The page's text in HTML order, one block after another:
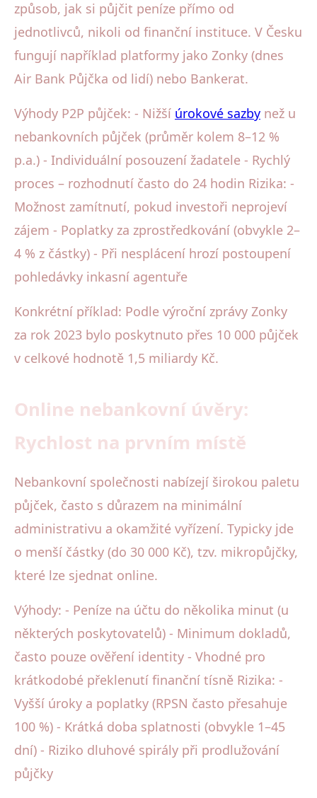
způsob, jak si půjčit peníze přímo od
jednotlivců, nikoli od finanční instituce. V Česku
fungují například platformy jako Zonky (dnes
Air Bank Půjčka od lidí) nebo Bankerat.
Výhody P2P půjček: - Nižší úrokové sazby než u
nebankovních půjček (průměr kolem 8–12 %
p.a.) - Individuální posouzení žadatele - Rychlý
proces – rozhodnutí často do 24 hodin Rizika: -
Možnost zamítnutí, pokud investoři neprojeví
zájem - Poplatky za zprostředkování (obvykle 2–
4 % z částky) - Při nesplácení hrozí postoupení
pohledávky inkasní agentuře
Konkrétní příklad: Podle výroční zprávy Zonky
za rok 2023 bylo poskytnuto přes 10 000 půjček
v celkové hodnotě 1,5 miliardy Kč.
Online nebankovní úvěry:
Rychlost na prvním místě
Nebankovní společnosti nabízejí širokou paletu
půjček, často s důrazem na minimální
administrativu a okamžité vyřízení. Typicky jde
o menší částky (do 30 000 Kč), tzv. mikropůjčky,
které lze sjednat online.
Výhody: - Peníze na účtu do několika minut (u
některých poskytovatelů) - Minimum dokladů,
často pouze ověření identity - Vhodné pro
krátkodobé překlenutí finanční tísně Rizika: -
Vyšší úroky a poplatky (RPSN často přesahuje
100 %) - Krátká doba splatnosti (obvykle 1–45
dní) - Riziko dluhové spirály při prodlužování
půjčky